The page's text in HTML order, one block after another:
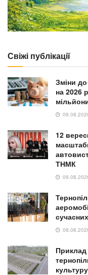
Свіжі публікації
Зміни
на 2026
12
ТНМК
Приклад